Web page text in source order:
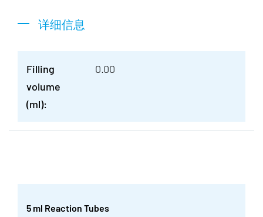
详细信息
Filling
volume
(ml):
0.00
5 ml Reaction Tubes